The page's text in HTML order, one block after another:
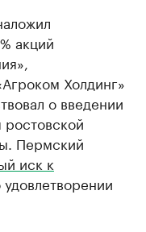
акций
Холдинг»
о введении
ростовской
Пермский
иск к